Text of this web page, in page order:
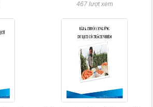
467 lượt xem